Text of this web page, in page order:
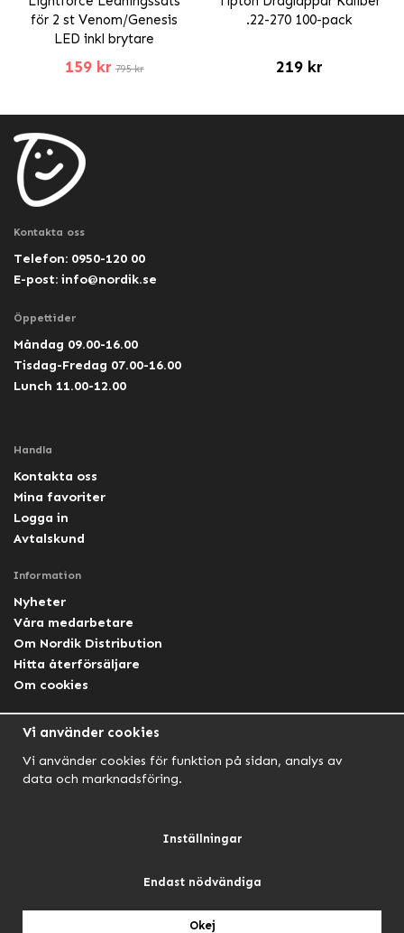
för 2 st Venom/Genesis
LED inkl brytare
159 kr 795 kr
.22-270 100-pack
219 kr
Kontakta oss
Telefon: 0950-120 00
E-post: info@nordik.se
Öppettider
Måndag 09.00-16.00
Tisdag-Fredag 07.00-16.00
Lunch 11.00-12.00
Handla
Kontakta oss
Mina favoriter
Logga in
Avtalskund
Information
Nyheter
Våra medarbetare
Om Nordik Distribution
Hitta återförsäljare
Om cookies
Facebook Lightforce Sweden
NORDIK AUTOMOTIVENORDIK HUNTNORDIK OUTDOOR
Vi använder cookies
Vi använder cookies för funktion på sidan, analys av
data och marknadsföring.
Inställningar
Endast nödvändiga
Okej